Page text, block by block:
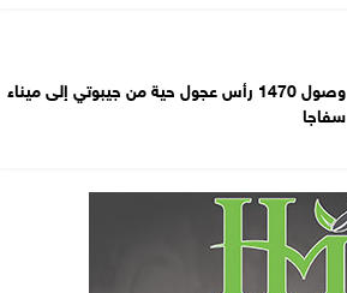
وصول 1470 رأس عجول حية من جيبوتي إلى ميناء
سفاجا